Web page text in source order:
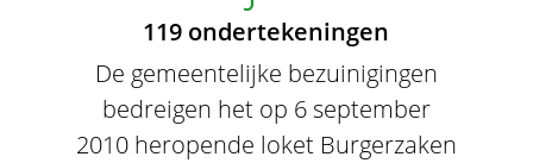
119 ondertekeningen
De gemeentelijke bezuinigingen
bedreigen het op 6 september
2010 heropende loket Burgerzaken